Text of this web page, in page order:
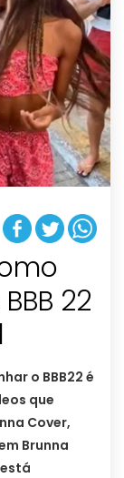
22
o BBB22 é
que
Cover,
Brunna